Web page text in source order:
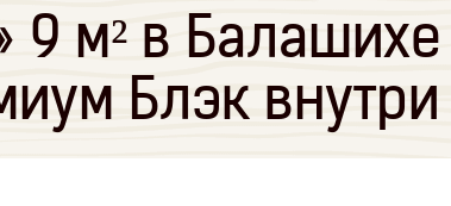
9 м² в
Блэк внутри